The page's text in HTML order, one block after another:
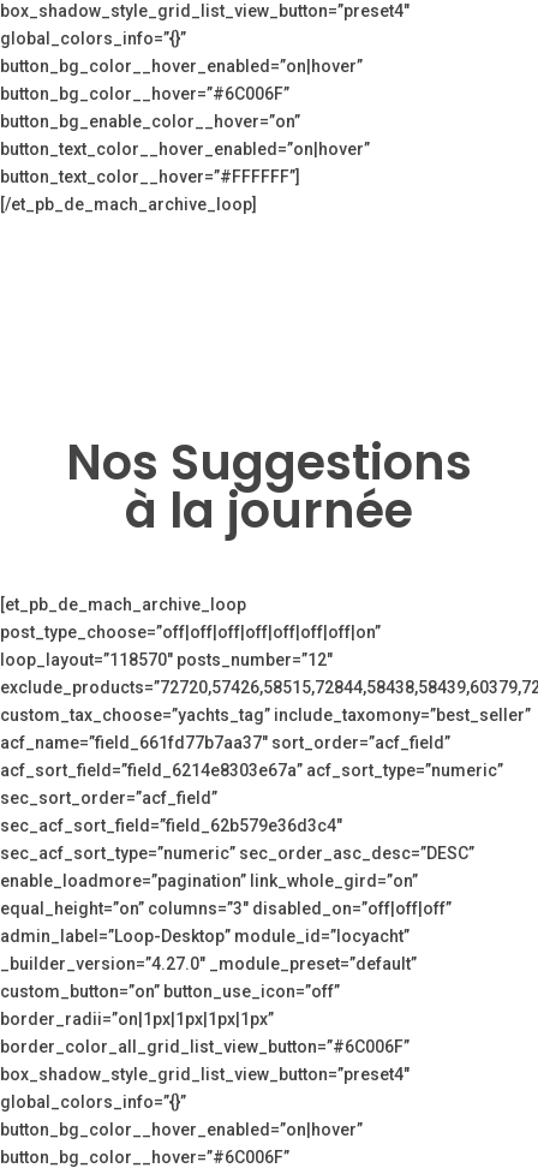
box_shadow_style_grid_list_view_button=”preset4″
global_colors_info=”{}”
button_bg_color__hover_enabled=”on|hover”
button_bg_color__hover=”#6C006F”
button_bg_enable_color__hover=”on”
button_text_color__hover_enabled=”on|hover”
button_text_color__hover=”#FFFFFF”]
[/et_pb_de_mach_archive_loop]
Nos Suggestions
à la journée
[et_pb_de_mach_archive_loop
post_type_choose=”off|off|off|off|off|off|off|on”
loop_layout=”118570″ posts_number=”12″
custom_tax_choose=”yachts_tag” include_taxomony=”best_seller”
acf_name=”field_661fd77b7aa37″ sort_order=”acf_field”
acf_sort_field=”field_6214e8303e67a” acf_sort_type=”numeric”
sec_sort_order=”acf_field”
sec_acf_sort_field=”field_62b579e36d3c4″
sec_acf_sort_type=”numeric” sec_order_asc_desc=”DESC”
enable_loadmore=”pagination” link_whole_gird=”on”
equal_height=”on” columns=”3″ disabled_on=”off|off|off”
admin_label=”Loop-Desktop” module_id=”locyacht”
_builder_version=”4.27.0″ _module_preset=”default”
custom_button=”on” button_use_icon=”off”
border_radii=”on|1px|1px|1px|1px”
border_color_all_grid_list_view_button=”#6C006F”
box_shadow_style_grid_list_view_button=”preset4″
global_colors_info=”{}”
button_bg_color__hover_enabled=”on|hover”
button_bg_color__hover=”#6C006F”